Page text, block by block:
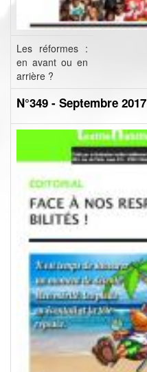
Les réformes :
en avant ou en
arrière ?
N°349 - Septembre 2017